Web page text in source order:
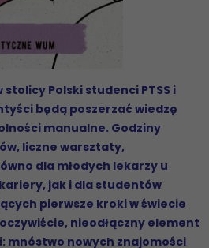
Polski studenci PTSS i
będą poszerzać wiedzę
manualne. Godziny
liczne warsztaty,
dla młodych lekarzy u
jak i dla studentów
pierwsze kroki w świecie
nieodłączny element
mnóstwo nowych znajomości